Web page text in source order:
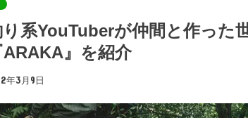
系YouTuberが仲間と作った
ARAKA』を紹介
年3月9日